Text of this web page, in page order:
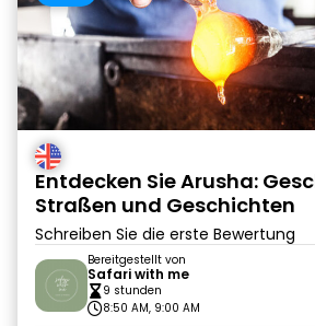
Entdecken Sie Arusha:
Straßen und Geschichten
Schreiben Sie die erste Bewertung
Bereitgestellt von
Safari with me
9 stunden
8:50 AM, 9:00 AM